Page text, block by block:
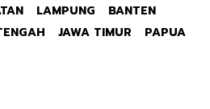
LAMPUNG
BANTEN
JAWA TIMUR PAPUA